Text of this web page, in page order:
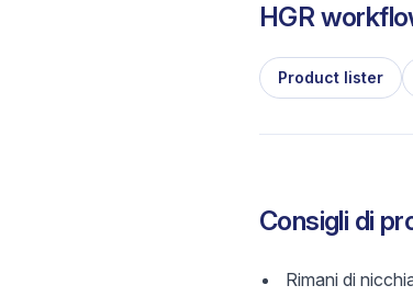
HGR
Product lister
Consigli di
Rimani di